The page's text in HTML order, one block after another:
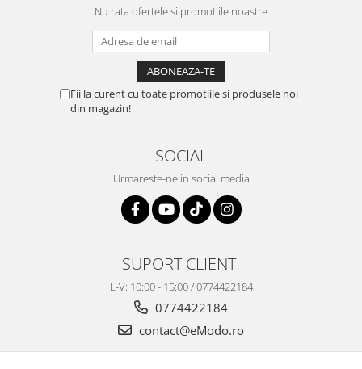
Nu rata ofertele si promotiile noastre
Fii la curent cu toate promotiile si produsele noi
din magazin!
SOCIAL
Urmareste-ne in social media
SUPORT CLIENTI
L-V: 10:00 - 15:00 / 0774422184
0774422184
contact@eModo.ro